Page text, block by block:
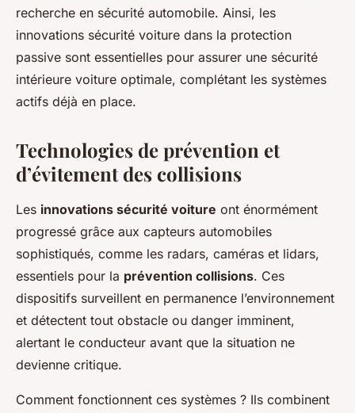
recherche en sécurité automobile. Ainsi, les
innovations sécurité voiture dans la protection
passive sont essentielles pour assurer une sécurité
intérieure voiture optimale, complétant les systèmes
actifs déjà en place.
Technologies de prévention et
d’évitement des collisions
Les innovations sécurité voiture ont énormément
progressé grâce aux capteurs automobiles
sophistiqués, comme les radars, caméras et lidars,
essentiels pour la prévention collisions. Ces
dispositifs surveillent en permanence l’environnement
et détectent tout obstacle ou danger imminent,
alertant le conducteur avant que la situation ne
devienne critique.
Comment fonctionnent ces systèmes ? Ils combinent